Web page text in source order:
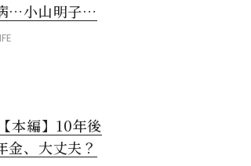
…小山明子さ
今満たされて
本編】10年後
金、大丈夫？